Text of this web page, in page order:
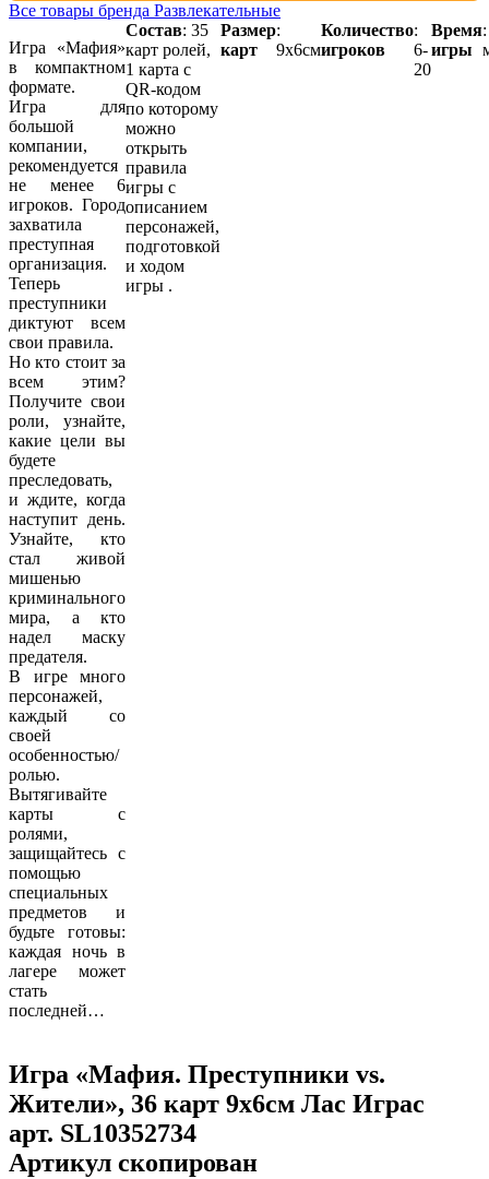
Все товары бренда Развлекательные
Игра «Мафия»
в компактном
формате.
Игра для
большой
компании,
рекомендуется
не менее 6
игроков. Город
захватила
преступная
организация.
Теперь
преступники
диктуют всем
свои правила.
Но кто стоит за
всем этим?
Получите свои
роли, узнайте,
какие цели вы
будете
преследовать,
и ждите, когда
наступит день.
Узнайте, кто
стал живой
мишенью
криминального
мира, а кто
надел маску
предателя.
В игре много
персонажей,
каждый со
своей
особенностью/
ролью.
Вытягивайте
карты с
ролями,
защищайтесь с
помощью
специальных
предметов и
будьте готовы:
каждая ночь в
лагере может
стать
последней…
Состав: 35
карт ролей,
1 карта с
QR-кодом
по которому
можно
открыть
правила
игры с
описанием
персонажей,
подготовкой
и ходом
игры .
Размер
карт
:
9х6см
Количество
игроков
:
6-
20
Время
игры
Игра «Мафия. Преступники vs.
Жители», 36 карт 9х6см Лас Играс
арт. SL10352734
Артикул скопирован